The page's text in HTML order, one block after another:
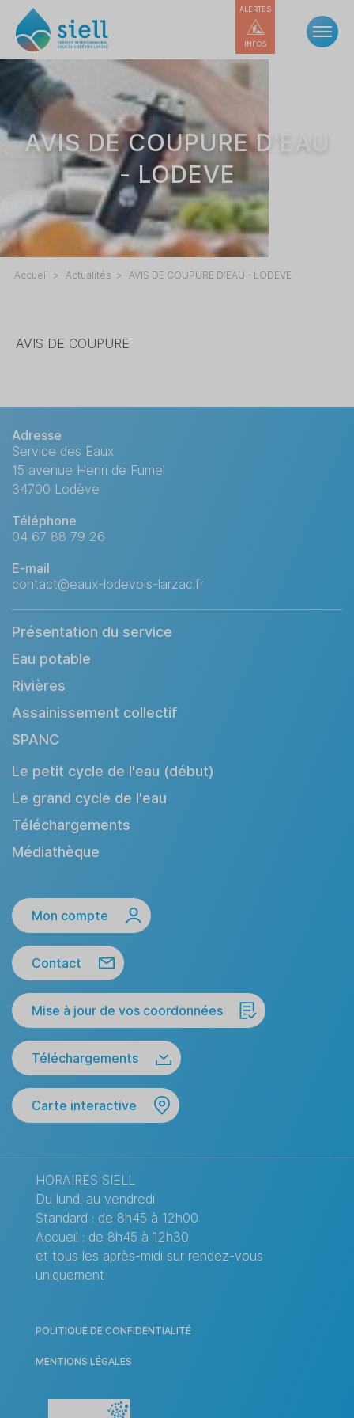
AVIS DE COUPURE D'EAU
- LODEVE
Accueil Actualités AVIS DE COUPURE D'EAU - LODEVE
ALERTES
INFOS
AVIS DE COUPURE
Mercredi 5 novembre 2025 à
Secteur concerné :
Rue des Drapiers
La remise en eau se fera sans préavis.
Adresse
Service des Eaux
15 avenue Henri de Fumel
34700 Lodève
Téléphone
04 67 88 79 26
E-mail
contact@eaux-lodevois-larzac.fr
Présentation du service
Eau potable
Rivières
Assainissement collectif
SPANC
Le petit cycle de l'eau (début)
Le grand cycle de l'eau
Téléchargements
Médiathèque
Mon compte
Contact
Mise à jour de vos coordonnées
Téléchargements
Carte interactive
HORAIRES SIELL
Du lundi au vendredi
Standard : de 8h45 à 12h00
Accueil : de 8h45 à 12h30
et tous les après-midi sur rendez-vous
uniquement
POLITIQUE DE CONFIDENTIALITÉ
MENTIONS LÉGALES